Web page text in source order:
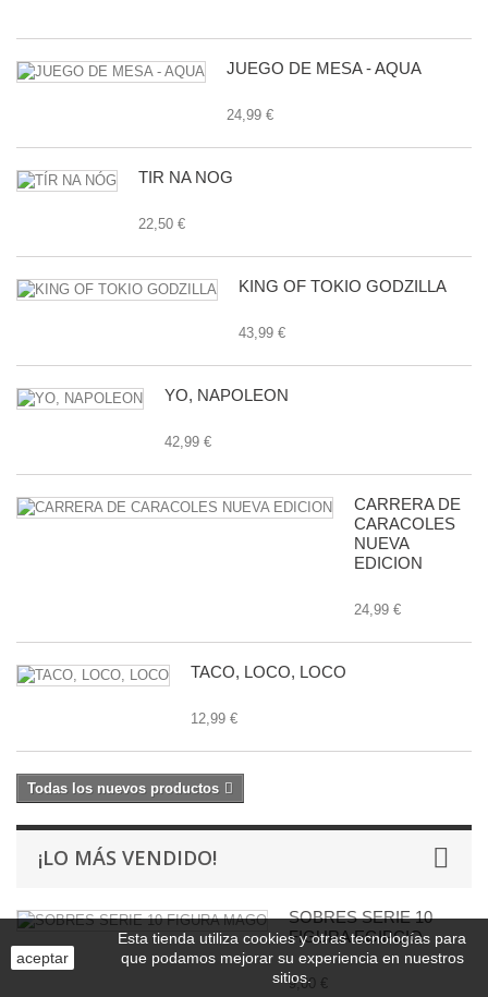
JUEGO DE MESA - AQUA
24,99 €
TÍR NA NÓG
22,50 €
KING OF TOKIO GODZILLA
43,99 €
YO, NAPOLEON
42,99 €
CARRERA DE
CARACOLES
NUEVA
EDICION
24,99 €
TACO, LOCO, LOCO
12,99 €
Todas los nuevos productos
¡LO MÁS VENDIDO!
SOBRES SERIE 10
FIGURA EGIPCIO
9,00 €
aceptar
Esta tienda utiliza cookies y otras tecnologías para
que podamos mejorar su experiencia en nuestros
sitios.